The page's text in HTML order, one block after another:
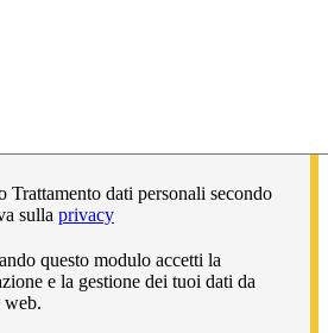
Trattamento dati personali secondo
sulla privacy
questo modulo accetti la
e la gestione dei tuoi dati da
web.